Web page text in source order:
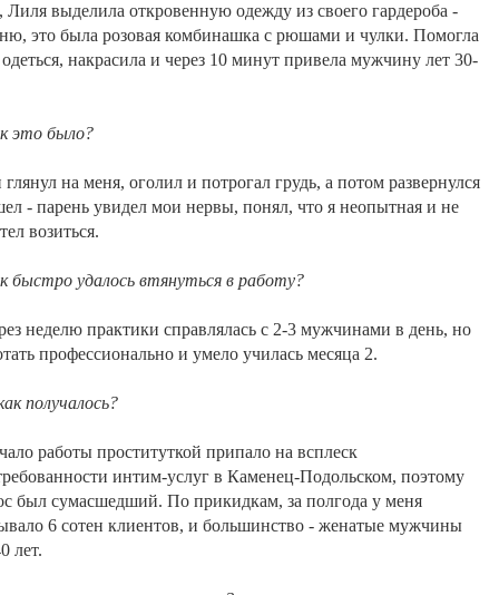
,Лиля выделила откровенную одежду из своего гардероба -
,это была розовая комбинашка с рюшами и чулки.Помогла
одеться,накрасила и через 10 минут привела мужчину лет 30-
это было?
глянул на меня,оголил и потрогал грудь,а потом развернулся
-парень увидел мои нервы,понял,что я неопытная и не
возиться.
быстро удалось втянуться в работу?
неделю практики справлялась с 2-3 мужчинами в день,но
профессионально и умело училась месяца 2.
получалось?
работы проституткой припало на всплеск
интим-услуг в Каменец-Подольском,поэтому
был сумасшедший.По прикидкам,за полгода у меня
6 сотен клиентов,и большинство -женатые мужчины
лет.